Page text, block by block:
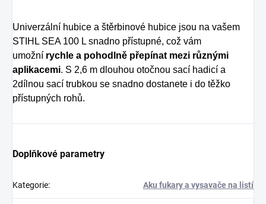
Univerzální hubice a štěrbinové hubice jsou na vašem
STIHL SEA 100 L snadno přístupné, což vám
umožní rychle a pohodlně přepínat mezi různými
aplikacemi. S 2,6 m dlouhou otočnou sací hadicí a
2dílnou sací trubkou se snadno dostanete i do těžko
přístupných rohů.
Doplňkové parametry
Kategorie: Aku fukary a vysavače na listí